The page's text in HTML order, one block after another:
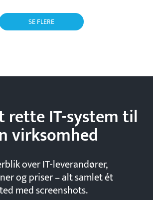
SE FLERE
rette IT-system til
virksomhed
over IT-leverandører,
og priser – alt samlet ét
med screenshots.